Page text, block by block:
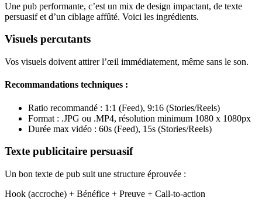
Une pub performante, c’est un mix de design impactant, de texte
persuasif et d’un ciblage affûté. Voici les ingrédients.
Visuels percutants
Vos visuels doivent attirer l’œil immédiatement, même sans le son.
Recommandations techniques :
Ratio recommandé : 1:1 (Feed), 9:16 (Stories/Reels)
Format : .JPG ou .MP4, résolution minimum 1080 x 1080px
Durée max vidéo : 60s (Feed), 15s (Stories/Reels)
Texte publicitaire persuasif
Un bon texte de pub suit une structure éprouvée :
Hook (accroche) + Bénéfice + Preuve + Call-to-action